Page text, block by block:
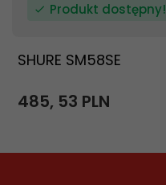
Produkt dostępny!
SHURE SM58SE
485, 53 PLN